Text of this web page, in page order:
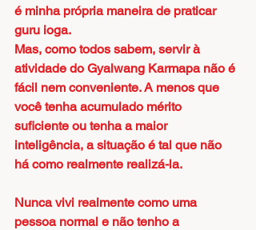
é minha própria maneira de praticar
guru ioga.
Mas, como todos sabem, servir à
atividade do Gyalwang Karmapa não é
fácil nem conveniente. A menos que
você tenha acumulado mérito
suficiente ou tenha a maior
inteligência, a situação é tal que não
há como realmente realizá-la.
Nunca vivi realmente como uma
pessoa normal e não tenho a